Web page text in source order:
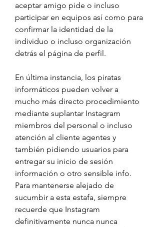
aceptar amigo pide o incluso
participar en equipos así como para
confirmar la identidad de la
individuo o incluso organización
detrás el página de perfil.
En última instancia, los piratas
informáticos pueden volver a
mucho más directo procedimiento
mediante suplantar Instagram
miembros del personal o incluso
atención al cliente agentes y
también pidiendo usuarios para
entregar su inicio de sesión
información o otro sensible info.
Para mantenerse alejado de
sucumbir a esta estafa, siempre
recuerde que Instagram
definitivamente nunca nunca